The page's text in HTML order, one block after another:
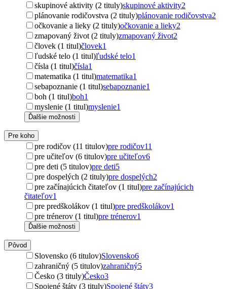
skupinové aktivity (2 tituly)skupinové aktivity2
plánovanie rodičovstva (2 tituly)plánovanie rodičovstva2
očkovanie a lieky (2 tituly)očkovanie a lieky2
zmapovaný život (2 tituly)zmapovaný život2
človek (1 titul)človek1
ľudské telo (1 titul)ľudské telo1
čísla (1 titul)čísla1
matematika (1 titul)matematika1
sebapoznanie (1 titul)sebapoznanie1
boh (1 titul)boh1
myslenie (1 titul)myslenie1
Ďalšie možnosti
Pre koho
pre rodičov (11 titulov)pre rodičov11
pre učiteľov (6 titulov)pre učiteľov6
pre deti (5 titulov)pre deti5
pre dospelých (2 tituly)pre dospelých2
pre začínajúcich čitateľov (1 titul)pre začínajúcich
čitateľov1
pre predškolákov (1 titul)pre predškolákov1
pre trénerov (1 titul)pre trénerov1
Ďalšie možnosti
Pôvod
Slovensko (6 titulov)Slovensko6
zahraničný (5 titulov)zahraničný5
Česko (3 tituly)Česko3
Spojené štáty (3 tituly)Spojené štáty3